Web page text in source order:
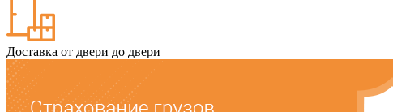
Доставка от двери до двери